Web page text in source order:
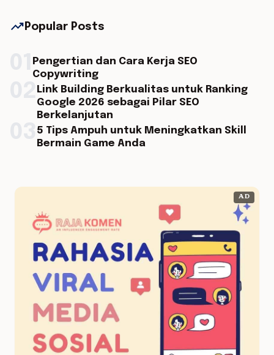
trending_up Popular Posts
Pengertian dan Cara Kerja SEO
Copywriting
Link Building Berkualitas untuk Ranking
Google 2026 sebagai Pilar SEO
Berkelanjutan
5 Tips Ampuh untuk Meningkatkan Skill
Bermain Game Anda
AD